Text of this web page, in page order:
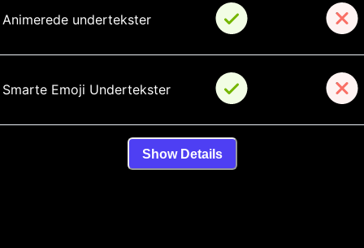
Animerede undertekster
Smarte Emoji Undertekster
Show Details